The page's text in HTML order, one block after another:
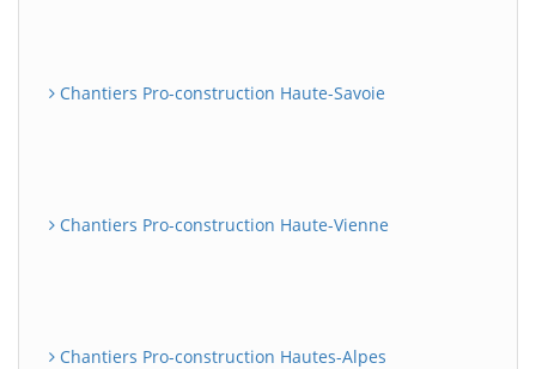
Chantiers Pro-construction Haute-Savoie
Chantiers Pro-construction Haute-Vienne
Chantiers Pro-construction Hautes-Alpes